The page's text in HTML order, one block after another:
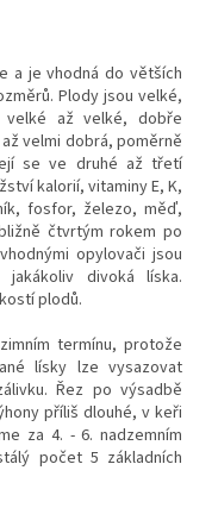
a je vhodná do větších
Plody jsou velké,
až velké, dobře
velmi dobrá, poměrně
se ve druhé až třetí
kalorií, vitaminy E, K,
fosfor, železo, měď,
čtvrtým rokem po
opylovači jsou
jakákoliv divoká líska.
plodů.
termínu, protože
lísky lze vysazovat
Řez po výsadbě
příliš dlouhé, v keři
za 4. - 6. nadzemním
počet 5 základních